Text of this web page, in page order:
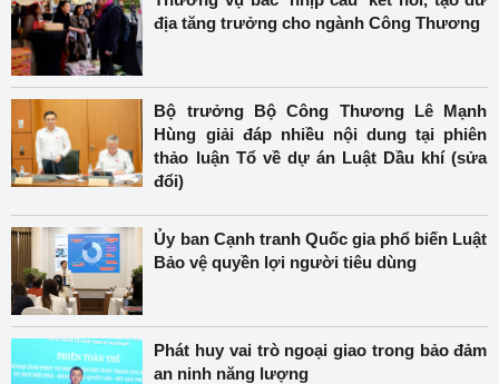
địa tăng trưởng cho ngành Công Thương
Bộ trưởng Bộ Công Thương Lê Mạnh
Hùng giải đáp nhiều nội dung tại phiên
thảo luận Tổ về dự án Luật Dầu khí (sửa
đổi)
Ủy ban Cạnh tranh Quốc gia phổ biến Luật
Bảo vệ quyền lợi người tiêu dùng
Phát huy vai trò ngoại giao trong bảo đảm
an ninh năng lượng